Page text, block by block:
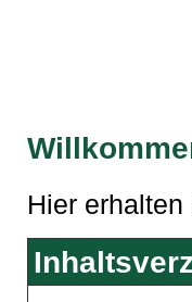
Hier erhalten